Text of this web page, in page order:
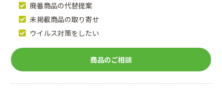
廃番商品の代替提案
未掲載商品の取り寄せ
ウイルス対策をしたい
商品のご相談